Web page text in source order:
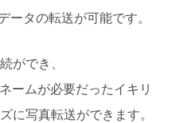
ータの転送が可能です。
ができ、
ームが必要だったイキリ
に写真転送ができます。